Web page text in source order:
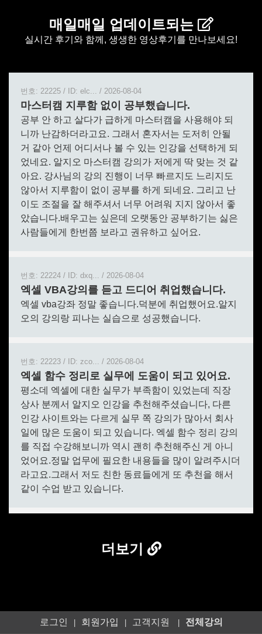
매일매일 업데이트되는
실시간 후기와 함께, 생생한 영상후기를 만나보세요!
더보기
로그인 | 회원가입 | 고객지원 | 전체강의